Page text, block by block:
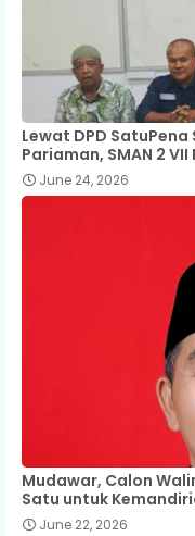
Lewat DPD
Pariaman, SMAN 2
June 24, 2026
Mudawar, Calon
Satu untuk
June 22, 2026